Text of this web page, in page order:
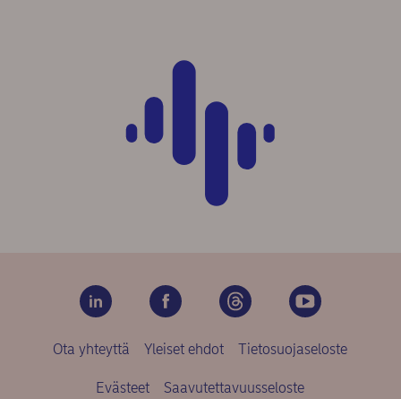
Ota yhteyttä Yleiset ehdot Tietosuojaseloste
Evästeet Saavutettavuusseloste